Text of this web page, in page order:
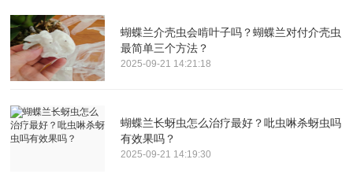
蝴蝶兰介壳虫会啃叶子吗？蝴蝶兰对付介壳虫
最简单三个方法？
2025-09-21 14:21:18
蝴蝶兰长蚜虫怎么治疗最好？吡虫啉杀蚜虫吗
有效果吗？
2025-09-21 14:19:30